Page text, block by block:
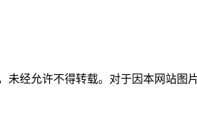
经允许不得转载。对于因本网站图